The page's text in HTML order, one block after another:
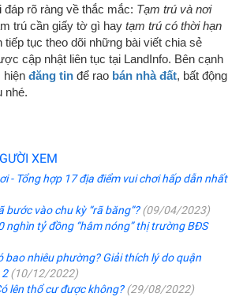
rõ ràng về thắc mắc: Tạm trú và nơi
trú cần giấy tờ gì hay tạm trú có thời hạn
tiếp tục theo dõi những bài viết chia sẻ
cập nhật liên tục tại LandInfo. Bên cạnh
hiện đăng tin để rao bán nhà đất, bất động
nhé.
XEM
- Tổng hợp 17 địa điểm vui chơi hấp dẫn nhất
bước vào chu kỳ “rã băng”?(09/04/2023)
nghìn tỷ đồng “hâm nóng” thị trường BĐS
bao nhiêu phường? Giải thích lý do quận
2(10/12/2022)
lên thổ cư được không?(29/08/2022)